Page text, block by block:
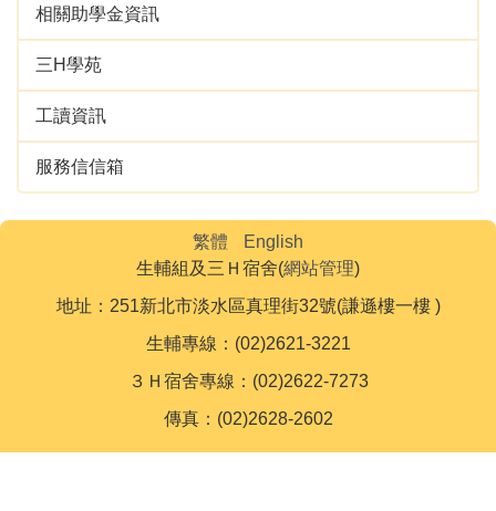
相關助學金資訊
三H學苑
工讀資訊
服務信信箱
繁體
English
生輔組及三Ｈ宿舍(網站管理)
地址：251新北市淡水區真理街32號(謙遜樓一樓 )
生輔專線：(02)2621-3221
３Ｈ宿舍專線：(02)2622-7273
傳真：(02)2628-2602